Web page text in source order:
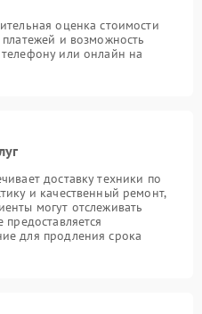
оценка стоимости
и возможность
или онлайн на
доставку техники по
и качественный ремонт,
могут отслеживать
для продления срока